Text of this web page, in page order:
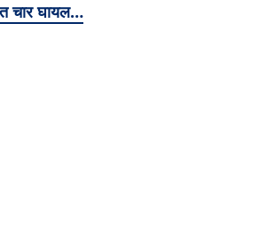
चार घायल…